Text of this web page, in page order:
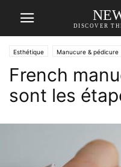
DISCOVER
Esthétique Manucure & pédicure
French
sont les